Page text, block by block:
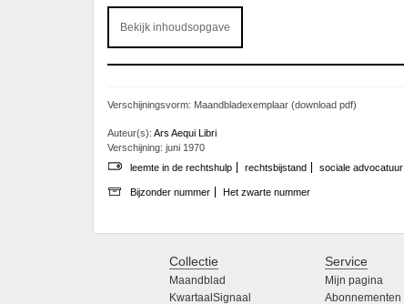
Bekijk inhoudsopgave
Verschijningsvorm: Maandbladexemplaar (download pdf)
Auteur(s): Ars Aequi Libri
Verschijning: juni 1970
leemte in de rechtshulp
rechtsbijstand sociale advocatuur
Bijzonder nummer Het zwarte nummer
Collectie
Maandblad
KwartaalSignaal
Service
Mijn pagina
Abonnementen